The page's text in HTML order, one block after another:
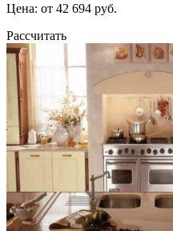
Цена: от 42 694 руб.
Рассчитать